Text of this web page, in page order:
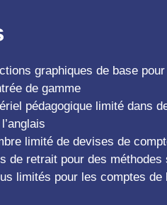
graphiques de base
de gamme
pédagogique limité dans
limité de devises de
de retrait pour des méthodes
limités pour les comptes de